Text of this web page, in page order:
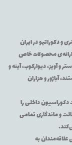
و دکوراتیو در ایران
ارائه‌ی محصولات خاص
آویز، دیوارکوب، آینه و
آباژور و هزاران
دکوراسیون داخلی را
و ماندگاری تمامی
علاقه‌مندان به